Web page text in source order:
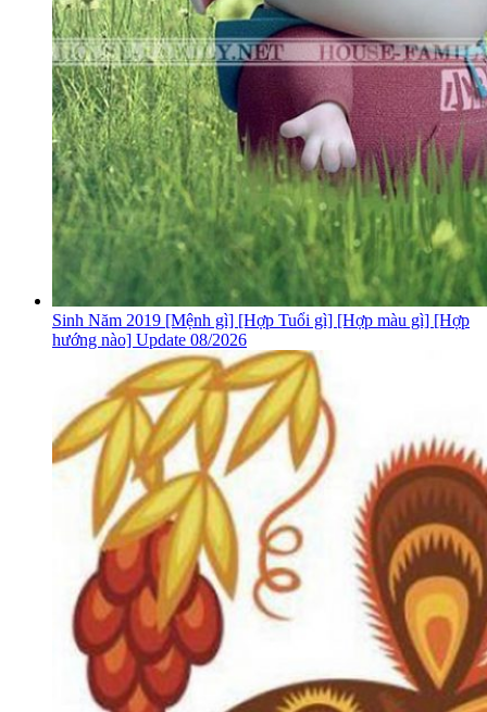
Sinh Năm 2019 [Mệnh gì] [Hợp Tuổi gì] [Hợp màu gì] [Hợp
hướng nào] Update 08/2026